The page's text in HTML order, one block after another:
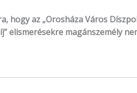
hogy az „Orosháza Város
elismerésekre magánszemély